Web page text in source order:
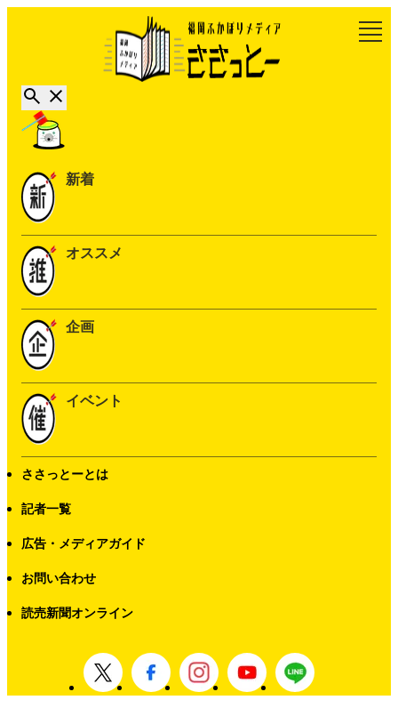
新着
オススメ
企画
イベント
ささっとーとは
記者一覧
広告・メディアガイド
お問い合わせ
読売新聞オンライン